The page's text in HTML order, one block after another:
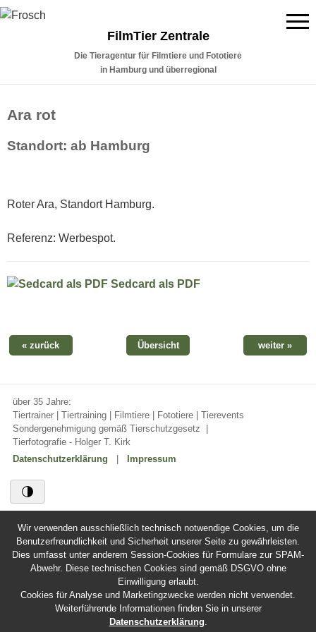
FilmTier Zentrale
Die Tieragentur für Filmtiere und Fototiere
in Hamburg und überregional
Ara rot
Standort: ab Hamburg
Roter Ara, Standort Hamburg.
Referenz: Werbespot.
Sedcard als PDF
« zurück weiter »
Übersicht
über 35 Jahre:
Tiertrainer | Tiertraining | Filmtiere | Fototiere | Tierevents
Sondergenehmigung gemäß Tierschutzgesetz
Tierfotografie - Holger T. Kirk
Datenschutzerklärung
Impressum
Wir verwenden ausschließlich technisch notwendige Cookies, um die
Benutzerfreundlichkeit und Sicherheit unserer Seite zu gewährleisten.
Dies umfasst unter anderem Session-Cookies für Formulare zur SPAM-
Abwehr. Diese technischen Cookies sind gemäß DSGVO ohne
Einwilligung erlaubt.
Cookies für Analyse und Marketingzwecke werden nicht verwendet.
Weiterführende Informationen finden Sie in unserer
Datenschutzerklärung.